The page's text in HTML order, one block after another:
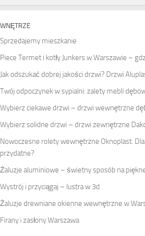
WNĘTRZE
Sprzedajemy mieszkanie
Piece Termet i kotły Junkers w Warszawie –
Jak odszukać dobrej jakości drzwi? Drzwi
Twój odpoczynek w sypialni: zalety mebli
Wybierz ciekawe drzwi – drzwi wewnętrzne
Wybierz solidne drzwi – drzwi zewnętrzne
Nowoczesne rolety wewnętrzne Oknoplast.
przydatne?
Żaluzje aluminiowe – świetny sposób na
Wystrój i przyciągaj – lustra w 3d
Żaluzje drewniane okienne wewnętrzne w
Firany i zasłony Warszawa